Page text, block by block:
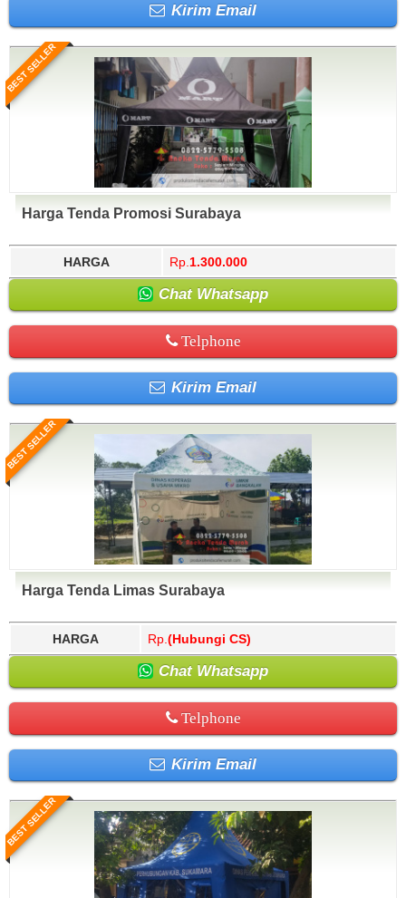
Kirim Email
BEST SELLER
Harga Tenda Promosi Surabaya
HARGA Rp. 1.300.000
Chat Whatsapp
Telphone
Kirim Email
BEST SELLER
Harga Tenda Limas Surabaya
HARGA Rp. (Hubungi CS)
Chat Whatsapp
Telphone
Kirim Email
BEST SELLER